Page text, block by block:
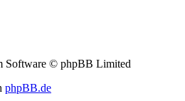
Software © phpBB Limited
phpBB.de